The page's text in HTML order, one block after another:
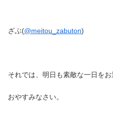
ざぶ(@meitou_zabuton)
それでは、明日も素敵な一日をお
おやすみなさい。